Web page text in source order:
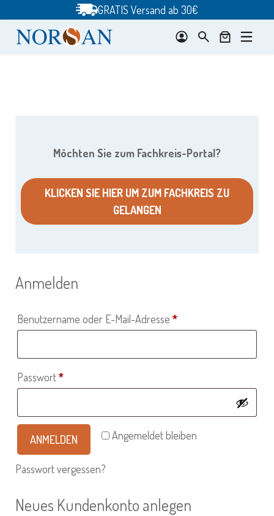
springen
GRATIS Versand ab 30€
Möchten Sie zum Fachkreis-Portal?
KLICKEN SIE HIER UM ZUM FACHKREIS ZU
GELANGEN
Anmelden
Benutzername oder E-Mail-Adresse *Erforderlich
Passwort*Erforderlich
Angemeldet bleiben
ANMELDEN
Passwort vergessen?
Neues Kundenkonto anlegen